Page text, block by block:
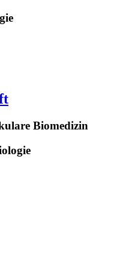
Biomedizin